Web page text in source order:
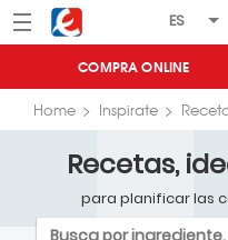
Menú Eroski
COMPRA ONLINE
Home Inspirate
Recetas,
para planificar las